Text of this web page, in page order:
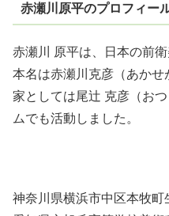
赤瀬川原平のプロフィー
赤瀬川 原平は、日本の前
本名は赤瀬川克彦（あか
家としては尾辻 克彦（お
ムでも活動しました。
神奈川県横浜市中区本牧町